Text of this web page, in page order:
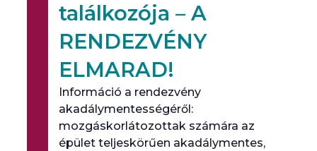
találkozója – A
RENDEZVÉNY
ELMARAD!
Információ a rendezvény
akadálymentességéről:
mozgáskorlátozottak számára az
épület teljeskörűen akadálymentes,